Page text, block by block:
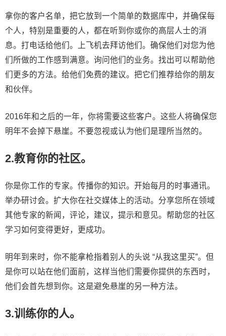
拿你的客户名单，把它放到一个简单的数据库中，并确保每
个人，特别是重要的人，都在听到你或你的高层人士的消
息。打电话给他们。上飞机去拜访他们。确保他们对您为他
们所做的工作感到满意。询问他们的业务。找出可以帮助他
们更多的方法。给他们免费的建议。把它们推荐给你的朋友
和伙伴。
2016年和之后的一年，你将需要这些客户。这些人将确保您
明年不会掉下悬崖。不要忽视或认为他们是理所当然的。
2.教育你的社区。
你是你工作的专家。传播你的知识。开始每月的时事通讯。
举办研讨会。扩大你在社交媒体上的活动。分享您所在领域
其他专家的新闻，评论，建议，提示和意见。帮助您的社区
学习如何变得更好，更成功。
明年到来时，你不能拿枪指着别人的头说 “从我这里买”。但
是你可以站在他们面前，这样当他们需要你提供的东西时，
他们会首先想到你。这是避免悬崖的另一种方法。
3.训练你的人。